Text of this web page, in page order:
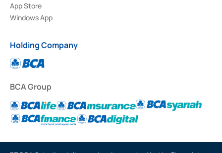
App Store
Windows App
Holding Company
BCA Group